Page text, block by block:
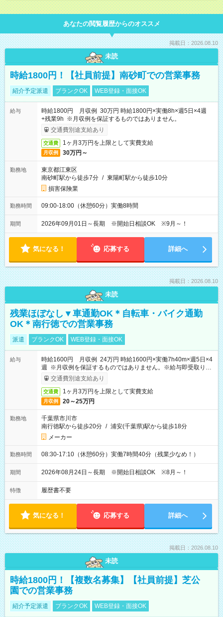
あなたの閲覧履歴からのオススメ
掲載日：2026.08.10
未読
時給1800円！【社員前提】南砂町での営業事務
紹介予定派遣 ブランクOK WEB登録・面接OK
給与
時給1800円 月収例 30万円 時給1800円×実働8h×週5日×4週
+残業9h ※月収例を保証するものではありません。
交通費別途支給あり
交通費 1ヶ月3万円を上限として実費支給
月収例 30万円～
勤務地
東京都江東区
南砂町駅から徒歩7分 / 東陽町駅から徒歩10分
損害保険業
勤務時間 09:00-18:00（休憩60分）実働8時間
期間 2026年09月01日～長期 ※開始日相談OK ※9月～！
気になる！ 応募する 詳細へ
掲載日：2026.08.10
未読
残業ほぼなし▼車通勤OK＊自転車・バイク通勤
OK＊南行徳での営業事務
派遣 ブランクOK WEB登録・面接OK
給与
時給1600円 月収例 24万円 時給1600円×実働7h40m×週5日×4
週 ※月収例を保証するものではありません。※給与即受取りサ
ービス利用可（利用条件有）
交通費別途支給あり
交通費 1ヶ月3万円を上限として実費支給
月収例 20～25万円
勤務地
千葉県市川市
南行徳駅から徒歩20分 / 浦安(千葉県)駅から徒歩18分
メーカー
勤務時間 08:30-17:10（休憩60分）実働7時間40分（残業少なめ！）
期間 2026年08月24日～長期 ※開始日相談OK ※8月～！
特徴 履歴書不要
気になる！ 応募する 詳細へ
掲載日：2026.08.10
未読
時給1800円！【複数名募集】【社員前提】芝公
園での営業事務
紹介予定派遣 ブランクOK WEB登録・面接OK